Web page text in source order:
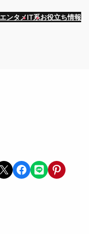
エンタメIT系お役立ち情報
X Share on Facebook
Share on LINEShare on